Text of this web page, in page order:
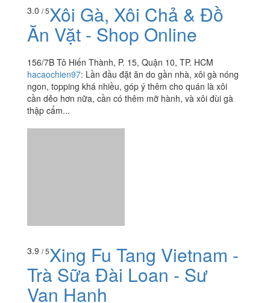
3.0 / 5Xôi Gà, Xôi Chả & Đồ
Ăn Vặt - Shop Online
156/7B Tô Hiến Thành, P. 15, Quận 10, TP. HCM
hacaochien97: Lần đầu đặt ăn do gần nhà, xôi gà nóng
ngon, topping khá nhiều, góp ý thêm cho quán là xôi
cần dẻo hơn nữa, cần có thêm mỡ hành, và xôi đùi gà
thập cẩm...
3.9 / 5Xing Fu Tang Vietnam -
Trà Sữa Đài Loan - Sư
Vạn Hạnh